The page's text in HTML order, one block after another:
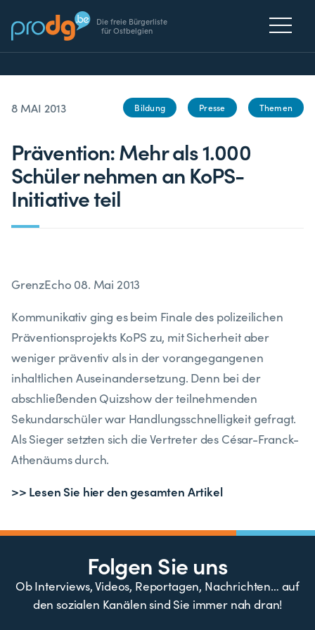
Die freie Bürgerliste
für Ostbelgien
8 MAI 2013 Bildung Presse Themen
Prävention: Mehr als 1.000
Schüler nehmen an KoPS-
Initiative teil
GrenzEcho 08. Mai 2013
Kommunikativ ging es beim Finale des polizeilichen
Präventionsprojekts KoPS zu, mit Sicherheit aber
weniger präventiv als in der vorangegangenen
inhaltlichen Auseinandersetzung. Denn bei der
abschließenden Quizshow der teilnehmenden
Sekundarschüler war Handlungsschnelligkeit gefragt.
Als Sieger setzten sich die Vertreter des César-Franck-
Athenäums durch.
>> Lesen Sie hier den gesamten Artikel
Folgen Sie uns
Ob Interviews, Videos, Reportagen, Nachrichten… auf
den sozialen Kanälen sind Sie immer nah dran!